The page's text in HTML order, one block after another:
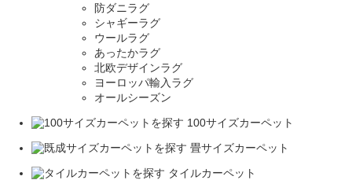
防ダニラグ
シャギーラグ
ウールラグ
あったかラグ
北欧デザインラグ
ヨーロッパ輸入ラグ
オールシーズン
100サイズカーペット
畳サイズカーペット
タイルカーペット